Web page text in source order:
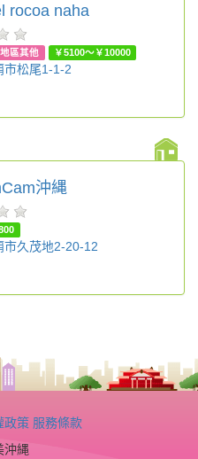
rocoa naha
區其他 ￥5100～￥10000
市松尾1-1-2
沖縄
市久茂地2-20-12
政策 服務條款
沖縄